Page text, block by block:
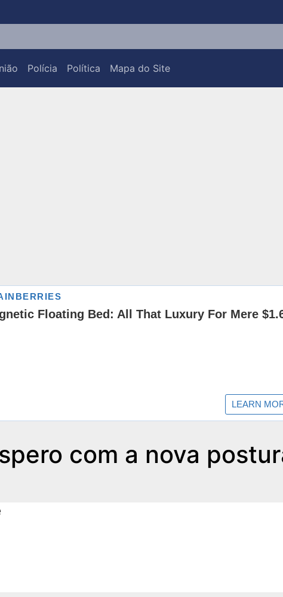
Polícia Política Mapa do Site
com a nova